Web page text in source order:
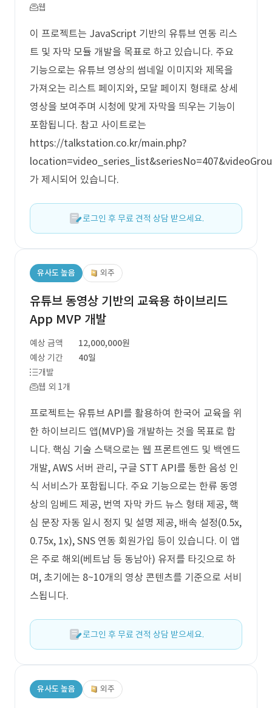
웹
이 프로젝트는 JavaScript 기반의 유튜브 연동 리스
트 및 자막 모듈 개발을 목표로 하고 있습니다. 주요
기능으로는 유튜브 영상의 썸네일 이미지와 제목을
가져오는 리스트 페이지와, 모달 페이지 형태로 상세
영상을 보여주며 시청에 맞게 자막을 띄우는 기능이
포함됩니다. 참고 사이트로는
https://talkstation.co.kr/main.php?
가 제시되어 있습니다.
로그인 후 무료 견적 상담 받으세요.
유사도 높음 외주
유튜브 동영상 기반의 교육용 하이브리드
App MVP 개발
예상 금액
12,000,000원
예상 기간
40일
개발
웹 외 1개
프로젝트는 유튜브 API를 활용하여 한국어 교육을 위
한 하이브리드 앱(MVP)을 개발하는 것을 목표로 합
니다. 핵심 기술 스택으로는 웹 프론트엔드 및 백엔드
개발, AWS 서버 관리, 구글 STT API를 통한 음성 인
식 서비스가 포함됩니다. 주요 기능으로는 한류 동영
상의 임베드 제공, 번역 자막 카드 뉴스 형태 제공, 핵
심 문장 자동 일시 정지 및 설명 제공, 배속 설정(0.5x,
0.75x, 1x), SNS 연동 회원가입 등이 있습니다. 이 앱
은 주로 해외(베트남 등 동남아) 유저를 타깃으로 하
며, 초기에는 8~10개의 영상 콘텐츠를 기준으로 서비
스됩니다.
로그인 후 무료 견적 상담 받으세요.
유사도 높음 외주